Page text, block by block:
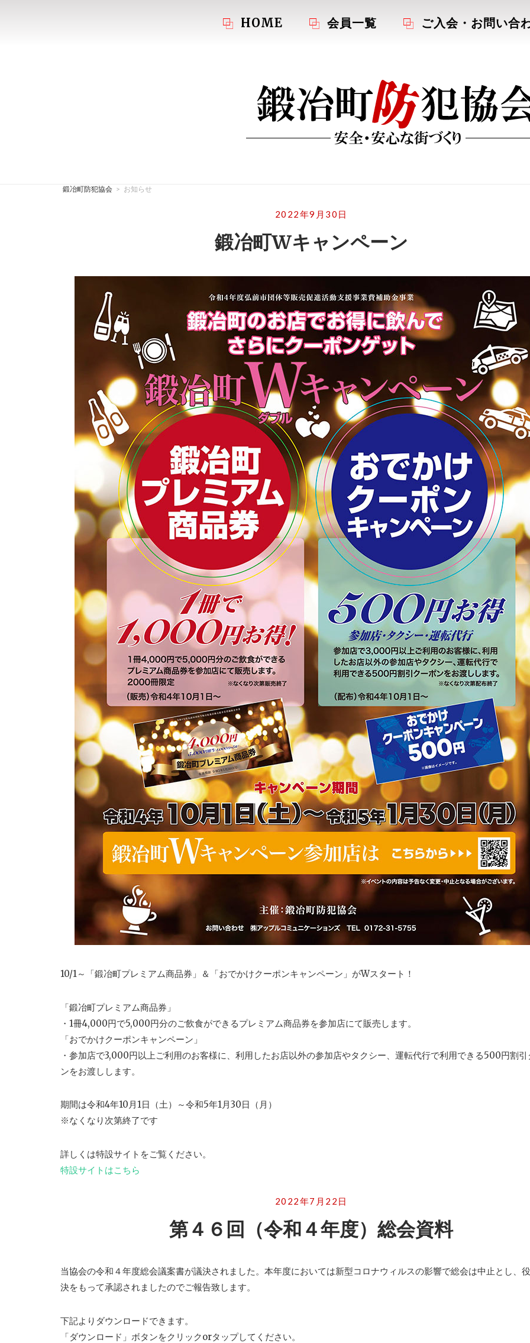
HOME 会員一覧 ご入会・お問い合
鍛冶町防犯協会 > お知らせ
2022年9月30日
鍛冶町Wキャンペーン
10/1～「鍛冶町プレミアム商品券」＆「おでかけクーポンキャンペーン」がWスタート！
「鍛冶町プレミアム商品券」
・1冊4,000円で5,000円分のご飲食ができるプレミアム商品券を参加店にて販売します。
「おでかけクーポンキャンペーン」
・参加店で3,000円以上ご利用のお客様に、利用したお店以外の参加店やタクシー、運転代行で利用できる500円割引
ンをお渡しします。
期間は令和4年10月1日（土）～令和5年1月30日（月）
※なくなり次第終了です
詳しくは特設サイトをご覧ください。
特設サイトはこちら
2022年7月22日
第４６回（令和４年度）総会資料
当協会の令和４年度総会議案書が議決されました。本年度においては新型コロナウィルスの影響で総会は中止とし、
決をもって承認されましたのでご報告致します。
下記よりダウンロードできます。
「ダウンロード」ボタンをクリックorタップしてください。